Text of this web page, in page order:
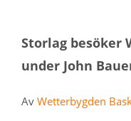
större
bild
Storlag besöker
under John
Av Wetterbygden